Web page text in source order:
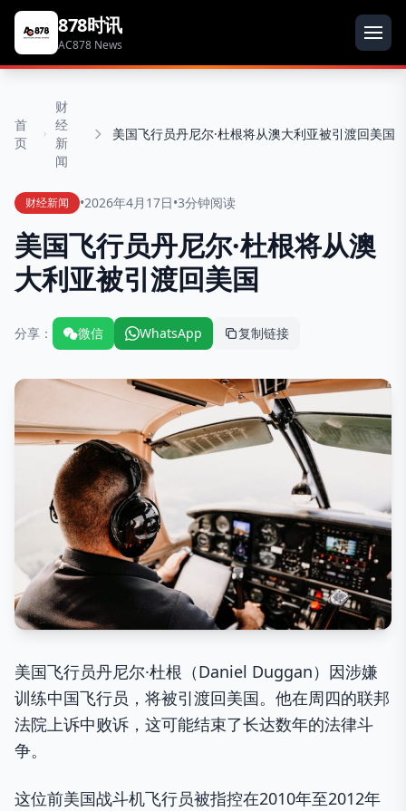
878时讯
AC878 News
首
页
财
经
新
闻
美国飞行员丹尼尔·杜根将从澳大利亚被引渡回美国
财经新闻 •2026年4月17日•3分钟阅读
美国飞行员丹尼尔·杜根将从澳
大利亚被引渡回美国
分享： 微信 WhatsApp 复制链接
美国飞行员丹尼尔·杜根（Daniel Duggan）因涉嫌
训练中国飞行员，将被引渡回美国。他在周四的联邦
法院上诉中败诉，这可能结束了长达数年的法律斗
争。
这位前美国战斗机飞行员被指控在2010年至2012年